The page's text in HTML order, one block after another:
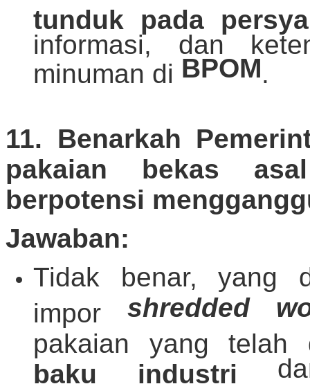
tunduk pada
informasi, dan
minuman di BPOM
11. Benarkah
pakaian bekas
berpotensi
Jawaban:
Tidak benar, yang
impor shredded
pakaian yang telah
baku industri